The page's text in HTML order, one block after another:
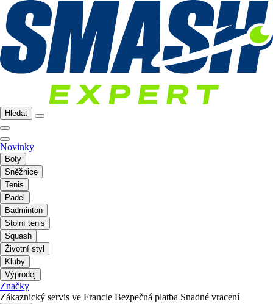
Hledat
Novinky
Boty
Sněžnice
Tenis
Padel
Badminton
Stolní tenis
Squash
Životní styl
Kluby
Výprodej
Značky
Zákaznický servis ve Francie Bezpečná platba Snadné vracení